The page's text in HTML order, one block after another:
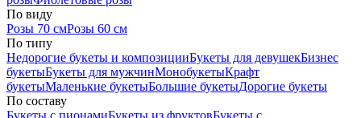
По виду
Розы 70 смРозы 60 см
По типу
Недорогие букеты и композицииБукеты для девушекБизнес
букетыБукеты для мужчинМонобукетыКрафт
букетыМаленькие букетыБольшие букетыДорогие букеты
По составу